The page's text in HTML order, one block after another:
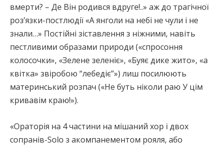
вмерти? – Де Він родився вдруге!..» аж до трагічної
роз’язки-постлюдії «А янголи на небі не чули і не
знали…» Постійні зіставлення з ніжними, навіть
пестливими образами природи («спросоння
колосочки», «Зелене зеленіє», «Буяє дике жито», «а
квітка» звіробою “лебедіє”») лиш посилюють
материнський розпач («Не буть ніколи раю У цім
кривавім краю!»).
«Ораторія на 4 частини на мішаний хор і двох
сопранів-Solo з акомпанементом рояля, або